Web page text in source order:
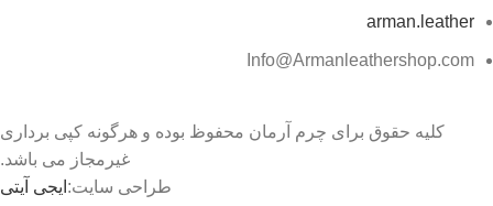
arman.leather
Info@Armanleathershop.com
کلیه حقوق برای چرم آرمان محفوظ بوده و هرگونه کپی برداری
غیرمجاز می باشد.
طراحی سایت: ایجی آیتی